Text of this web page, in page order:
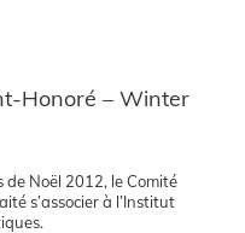
Honoré – Winter
Noël 2012, le Comité
s’associer à l’Institut